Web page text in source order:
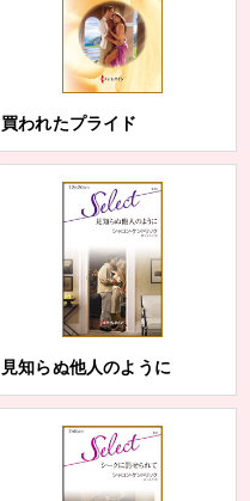
買われたプライド
見知らぬ他人のように